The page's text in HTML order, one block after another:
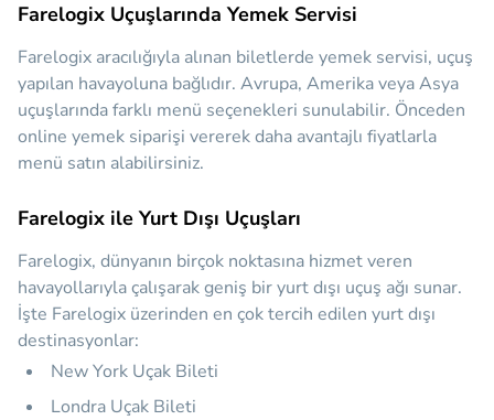
Farelogix Uçuşlarında Yemek Servisi
Farelogix aracılığıyla alınan biletlerde yemek servisi, uçuş
yapılan havayoluna bağlıdır. Avrupa, Amerika veya Asya
uçuşlarında farklı menü seçenekleri sunulabilir. Önceden
online yemek siparişi vererek daha avantajlı fiyatlarla
menü satın alabilirsiniz.
Farelogix ile Yurt Dışı Uçuşları
Farelogix, dünyanın birçok noktasına hizmet veren
havayollarıyla çalışarak geniş bir yurt dışı uçuş ağı sunar.
İşte Farelogix üzerinden en çok tercih edilen yurt dışı
destinasyonlar:
New York Uçak Bileti
Londra Uçak Bileti